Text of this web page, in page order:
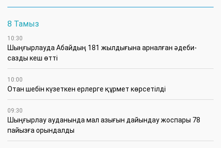
8 Тамыз
10:30
Шыңғырлауда Абайдың 181 жылдығына арналған әдеби-
сазды кеш өтті
10:00
Отан шебін күзеткен ерлерге құрмет көрсетілді
09:30
​Шыңғырлау ауданында мал азығын дайындау жоспары 78
пайызға орындалды